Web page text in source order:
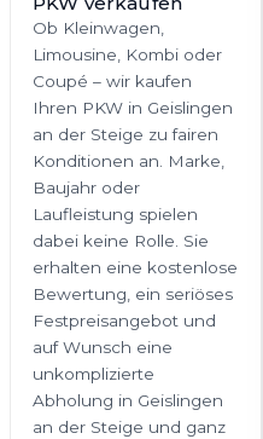
Ob Kleinwagen,
Limousine, Kombi oder
Coupé – wir kaufen
Ihren PKW in Geislingen
an der Steige zu fairen
Konditionen an. Marke,
Baujahr oder
Laufleistung spielen
dabei keine Rolle. Sie
erhalten eine kostenlose
Bewertung, ein seriöses
Festpreisangebot und
auf Wunsch eine
unkomplizierte
Abholung in Geislingen
an der Steige und ganz